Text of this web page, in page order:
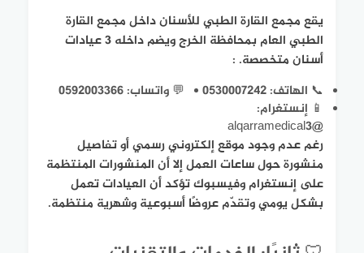
يقع مجمع القارة الطبي للأسنان داخل مجمع القارة
الطبي العام بمحافظة الخرج ويضم داخله 3 عيادات
أسنان متخصصة. :
📞 الهاتف: 0530007242
💬 واتساب: 0592003366
📱 إنستغرام:
@alqarramedical3
رغم عدم وجود موقع إلكتروني رسمي أو تفاصيل
منشورة حول ساعات العمل إلا أن المنشورات المنتظمة
على إنستغرام وفيسبوك تؤكد أن العيادات تعمل
بشكل يومي وتقدّم عروضًا أسبوعية وشهرية منتظمة.